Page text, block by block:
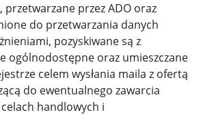
przetwarzane przez ADO oraz
do przetwarzania danych
pozyskiwane są z
ogólnodostępne oraz umieszczane
celem wysłania maila z ofertą
do ewentualnego zawarcia
handlowych i